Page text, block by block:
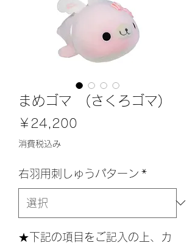
まめゴマ (さくろゴマ)
￥24,200
消費税込み
右羽用刺しゅうパターン *
★下記の項目をご記入の上、カ